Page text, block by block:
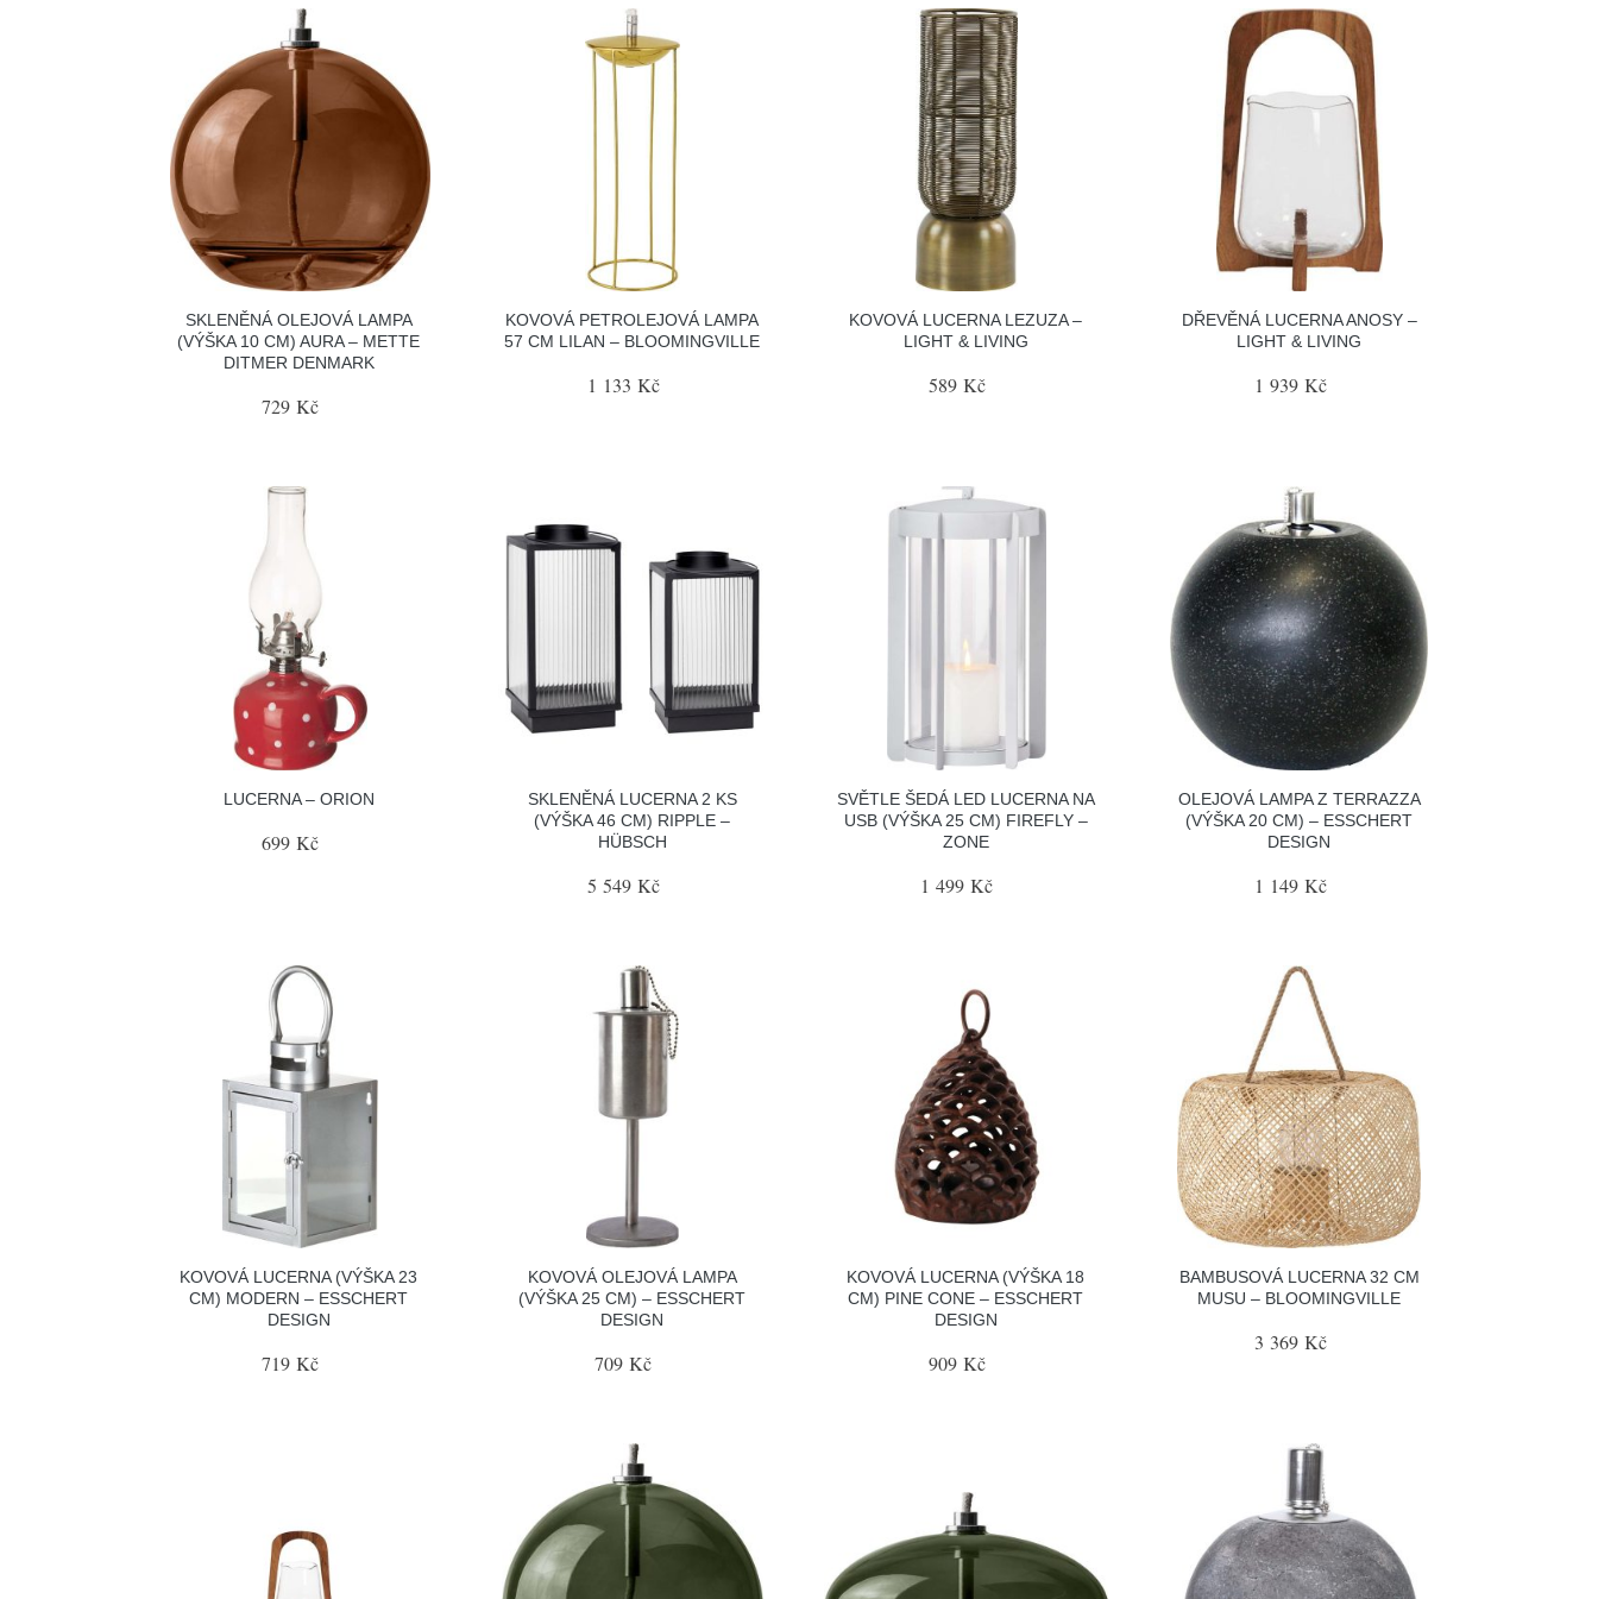
SKLENĚNÁ OLEJOVÁ LAMPA
(VÝŠKA 10 CM) AURA – METTE
DITMER DENMARK
729 Kč
KOVOVÁ PETROLEJOVÁ LAMPA
57 CM LILAN – BLOOMINGVILLE
1 133 Kč
KOVOVÁ LUCERNA LEZUZA –
LIGHT & LIVING
589 Kč
DŘEVĚNÁ LUCERNA ANOSY –
LIGHT & LIVING
1 939 Kč
LUCERNA – ORION
699 Kč
SKLENĚNÁ LUCERNA 2 KS
(VÝŠKA 46 CM) RIPPLE –
HÜBSCH
5 549 Kč
SVĚTLE ŠEDÁ LED LUCERNA NA
USB (VÝŠKA 25 CM) FIREFLY –
ZONE
1 499 Kč
OLEJOVÁ LAMPA Z TERRAZZA
(VÝŠKA 20 CM) – ESSCHERT
DESIGN
1 149 Kč
KOVOVÁ LUCERNA (VÝŠKA 23
CM) MODERN – ESSCHERT
DESIGN
719 Kč
KOVOVÁ OLEJOVÁ LAMPA
(VÝŠKA 25 CM) – ESSCHERT
DESIGN
709 Kč
KOVOVÁ LUCERNA (VÝŠKA 18
CM) PINE CONE – ESSCHERT
DESIGN
909 Kč
BAMBUSOVÁ LUCERNA 32 CM
MUSU – BLOOMINGVILLE
3 369 Kč